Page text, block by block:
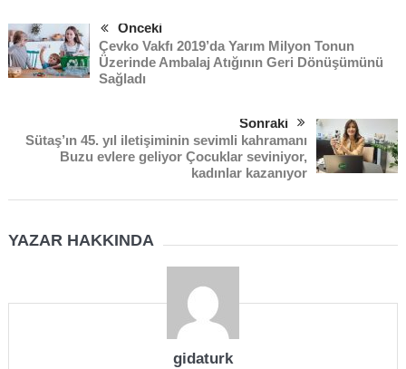
Önceki
Çevko Vakfı 2019’da Yarım Milyon Tonun
Üzerinde Ambalaj Atığının Geri Dönüşümünü
Sağladı
Sonraki
Sütaş’ın 45. yıl iletişiminin sevimli kahramanı
Buzu evlere geliyor Çocuklar seviniyor,
kadınlar kazanıyor
YAZAR HAKKINDA
gidaturk